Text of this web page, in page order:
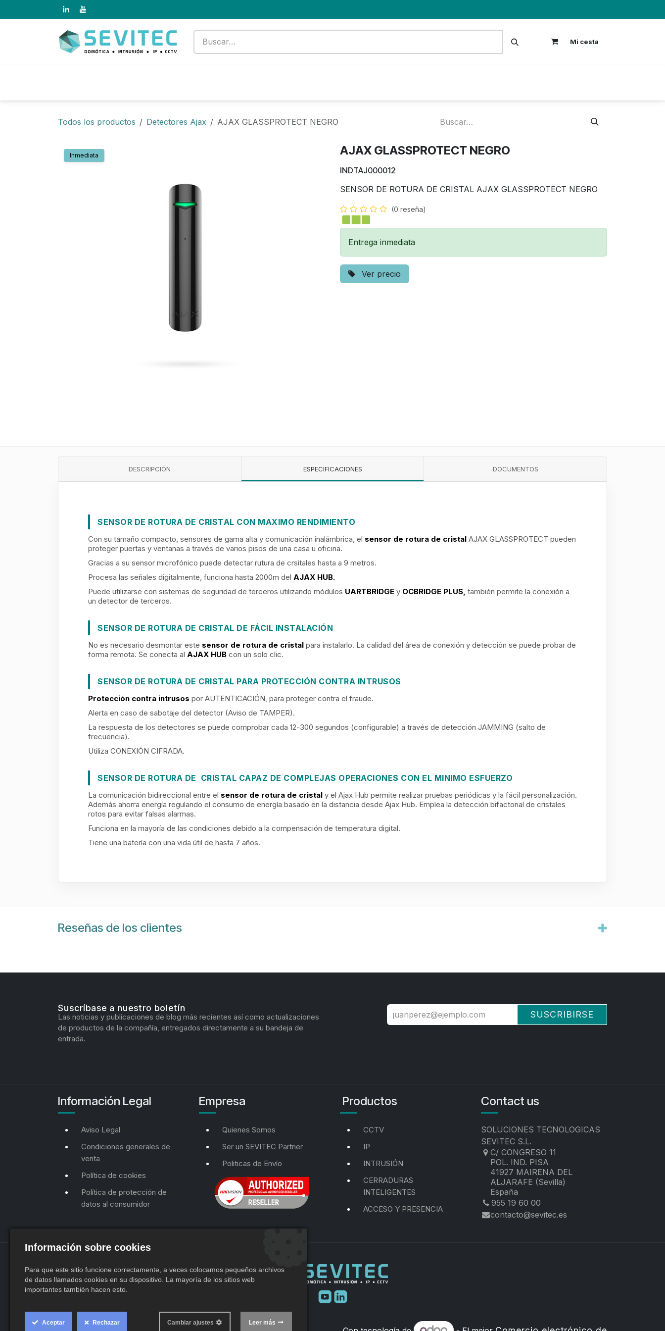
Mi cesta
Todos los productos Detectores Ajax AJAX GLASSPROTECT NEGRO
Inmediata AJAX GLASSPROTECT NEGRO
INDTAJ000012
SENSOR DE ROTURA DE CRISTAL AJAX GLASSPROTECT NEGRO
(0 reseña)
Entrega inmediata
Ver precio
DESCRIPCIÓN ESPECIFICACIONES DOCUMENTOS
SENSOR DE ROTURA DE CRISTAL CON MAXIMO RENDIMIENTO
Con su tamaño compacto, sensores de gama alta y comunicación inalámbrica, el sensor de rotura de cristal AJAX GLASSPROTECT pueden
proteger puertas y ventanas a través de varios pisos de una casa u oficina.
Gracias a su sensor microfónico puede detectar rutura de crsitales hasta a 9 metros.
Procesa las señales digitalmente, funciona hasta 2000m del AJAX HUB.
Puede utilizarse con sistemas de seguridad de terceros utilizando módulos UARTBRIDGE y OCBRIDGE PLUS, también permite la conexión a
un detector de terceros.
SENSOR DE ROTURA DE CRISTAL DE FÁCIL INSTALACIÓN
No es necesario desmontar este sensor de rotura de cristal para instalarlo. La calidad del área de conexión y detección se puede probar de
forma remota. Se conecta al AJAX HUB con un solo clic.
SENSOR DE ROTURA DE CRISTAL PARA PROTECCIÓN CONTRA INTRUSOS
Protección contra intrusos por AUTENTICACIÓN, para proteger contra el fraude.
Alerta en caso de sabotaje del detector (Aviso de TAMPER).
La respuesta de los detectores se puede comprobar cada 12-300 segundos (configurable) a través de detección JAMMING (salto de
frecuencia).
Utiliza CONEXIÓN CIFRADA.
SENSOR DE ROTURA DE CRISTAL CAPAZ DE COMPLEJAS OPERACIONES CON EL MINIMO ESFUERZO
La comunicación bidireccional entre el sensor de rotura de cristal y el Ajax Hub permite realizar pruebas periódicas y la fácil personalización.
Además ahorra energía regulando el consumo de energía basado en la distancia desde Ajax Hub. Emplea la detección bifactorial de cristales
rotos para evitar falsas alarmas.
Funciona en la mayoría de las condiciones debido a la compensación de temperatura digital.
Tiene una batería con una vida útil de hasta 7 años.
Reseñas de los clientes
Suscríbase a nuestro boletín
Las noticias y publicaciones de blog más recientes así como actualizaciones
de productos de la compañía, entregados directamente a su bandeja de
entrada.
SUSCRIBIRSE
Información Legal
Aviso Legal
Condiciones generales de
venta
Política de cookies
Política de protección de
datos al consumidor
Empresa
Quienes Somos
Ser un SEVITEC Partner
Politicas de Envío
Productos
CCTV
IP
INTRUSIÓN
CERRADURAS
INTELIGENTES
ACCESO Y PRESENCIA
Contact us
SOLUCIONES TECNOLOGICAS
SEVITEC S.L.
C/ CONGRESO 11
POL. IND. PISA
41927 MAIRENA DEL
ALJARAFE (Sevilla)
España
955 19 60 00
contacto@sevitec.es
Cookie
Información sobre cookies
Para que este sitio funcione correctamente, a veces colocamos pequeños archivos
de datos llamados cookies en su dispositivo. La mayoría de los sitios web
importantes también hacen esto.
Aceptar Rechazar Leer más
Cambiar ajustes